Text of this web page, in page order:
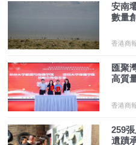
安南
數量
香港商
匯聚
高質
香港商
259
遺蹟